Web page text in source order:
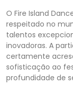
O Fire Island
respeitado no
talentos
inovadoras. A
certamente
sofisticação ao
profundidade de